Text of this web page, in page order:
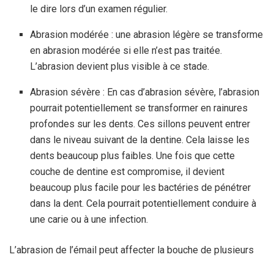
le dire lors d’un examen régulier.
Abrasion modérée : une abrasion légère se transforme
en abrasion modérée si elle n’est pas traitée.
L’abrasion devient plus visible à ce stade.
Abrasion sévère : En cas d’abrasion sévère, l’abrasion
pourrait potentiellement se transformer en rainures
profondes sur les dents. Ces sillons peuvent entrer
dans le niveau suivant de la dentine. Cela laisse les
dents beaucoup plus faibles. Une fois que cette
couche de dentine est compromise, il devient
beaucoup plus facile pour les bactéries de pénétrer
dans la dent. Cela pourrait potentiellement conduire à
une carie ou à une infection.
L’abrasion de l’émail peut affecter la bouche de plusieurs